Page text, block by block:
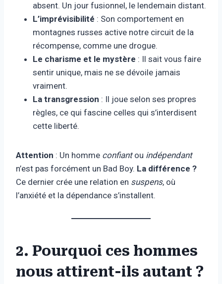
absent. Un jour fusionnel, le lendemain distant.
L’imprévisibilité : Son comportement en
montagnes russes active notre circuit de la
récompense, comme une drogue.
Le charisme et le mystère : Il sait vous faire
sentir unique, mais ne se dévoile jamais
vraiment.
La transgression : Il joue selon ses propres
règles, ce qui fascine celles qui s’interdisent
cette liberté.
Attention : Un homme confiantou indépendant
n’est pas forcément un Bad Boy. La différence ?
Ce dernier crée une relation en suspens, où
l’anxiété et la dépendance s’installent.
2. Pourquoi ces hommes
nous attirent-ils autant ?